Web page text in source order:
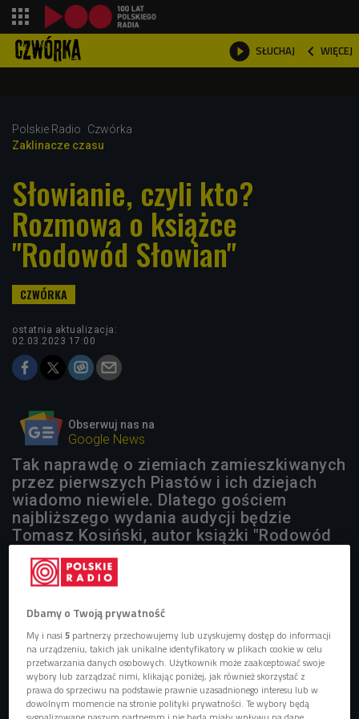
 SŁUCHAJ  WIĘCEJ

Polskie Radio
Czwórka
Zaklinacze czasu
Słowianie, czyli kto?
Rozmowa o książce
"Rodowód Słowian"
ostatnia aktualizacja:
02.03.2023 17:00
Obserwuj nas na
Google News
Tak naprawdę o ziemiach zamieszkiwanych
przez pierwszych Piastów i ich dziejach
wiadomo niewiele. Dlatego gościem
najbliższego wydania audycji będzie
Tomasz Kosiński, autor książki "Rodowód
Słowian".
Dbamy o Twoją prywatność
My i nasi5 partnerzy przechowujemy lub uzyskujemy dostęp do informacji
na urządzeniu, takich jak unikalne identyfikatory w plikach cookie w celu
przetwarzania danych osobowych. Użytkownik może zaakceptować swoje
wybory lub zarządzać nimi, klikając poniżej, jak również skorzystać z
prawa do sprzeciwu na podstawie prawnie uzasadnionego interesu lub w
dowolnym momencie na stronie polityki prywatności. Te wybory będą